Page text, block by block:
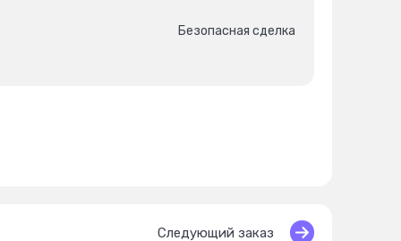
Безопасная сделка
Следующий заказ